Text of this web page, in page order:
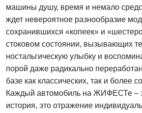
машины душу, время и немало
ждет невероятное разнообразие
сохранившихся «копеек» и
стоковом состоянии, вызывающих
ностальгическую улыбку и
порой даже радикально
базе как классических, так и более
Каждый автомобиль на ЖИФЕСТе –
история, это отражение